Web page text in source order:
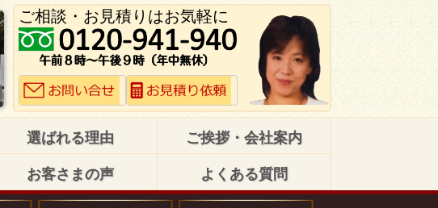
ご相談・お見積りはお気軽に
選ばれる理由 ご挨拶・会社案内
お客さまの声 よくある質問